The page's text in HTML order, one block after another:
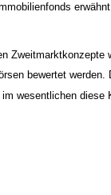
Zweitmarktkonzepte
bewertet werden.
wesentlichen diese